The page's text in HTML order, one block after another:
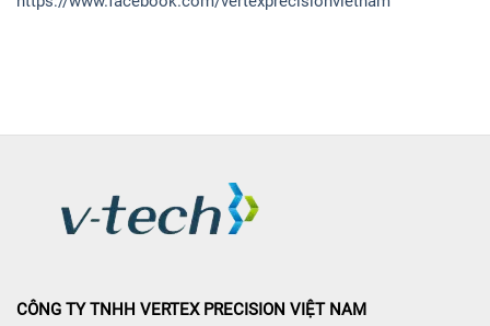
CÔNG TY TNHH VERTEX PRECISION VIỆT NAM